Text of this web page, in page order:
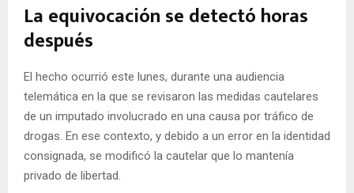
La equivocación se detectó horas
después
El hecho ocurrió este lunes, durante una audiencia
telemática en la que se revisaron las medidas cautelares
de un imputado involucrado en una causa por tráfico de
drogas. En ese contexto, y debido a un error en la identidad
consignada, se modificó la cautelar que lo mantenía
privado de libertad.